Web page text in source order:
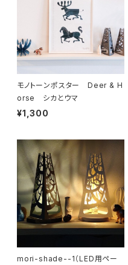
モノトーンポスター Deer & H
orse シカとウマ
¥1,300
mori-shade--1（LED用ペー